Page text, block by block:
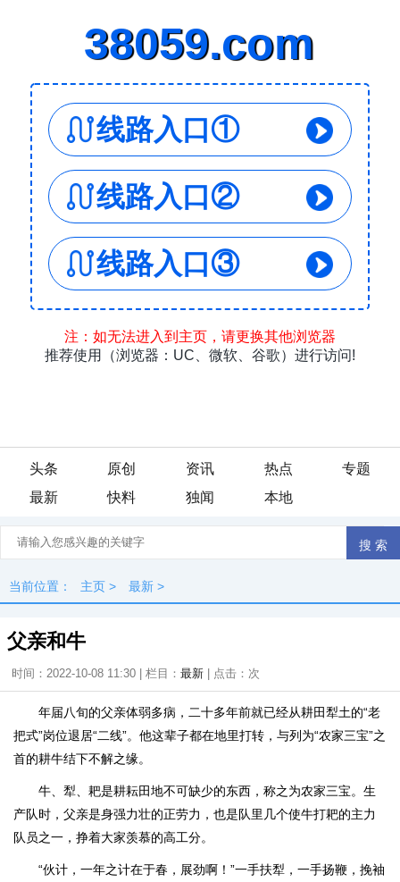
头条 原创 资讯 热点
专题
最新
快料 独闻 本地
当前位置： 主页 > 最新 >
父亲和牛
时间：2022-10-08 11:30 | 栏目： 最新 | 点击： 次
年届八旬的父亲体弱多病，二十多年前就已经从耕田犁土的“老
把式”岗位退居“二线”。他这辈子都在地里打转，与列为“农家三宝”之
首的耕牛结下不解之缘。
牛、犁、耙是耕耘田地不可缺少的东西，称之为农家三宝。生
产队时，父亲是身强力壮的正劳力，也是队里几个使牛打耙的主力
队员之一，挣着大家羡慕的高工分。
“伙计，一年之计在于春，展劲啊！”一手扶犁，一手扬鞭，挽袖